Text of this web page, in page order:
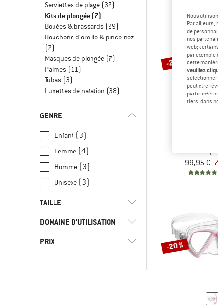
Serviettes de plage (37)
Kits de plongée (7)
Bouées & brassards (29)
Bouchons d'oreille & pince-nez
(7)
Masques de plongée (7)
Palmes (11)
Tubas (3)
Lunettes de natation (38)
GENRE
Enfant (3)
Femme (4)
Homme (3)
Unisexe (3)
TAILLE
24 29 30 34
38
DOMAINE D'UTILISATION
PRIX
-20 %
Kit de
99,95 €
-20 %
Nous
Par ailleurs,
de
nos
web;
par
cette
veuillez
sélectionner
peut être
partie
tiers, dans